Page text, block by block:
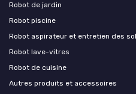
Robot de jardin
Robot piscine
Robot aspirateur et entretien des
Robot lave-vitres
Robot de cuisine
Autres produits et accessoires